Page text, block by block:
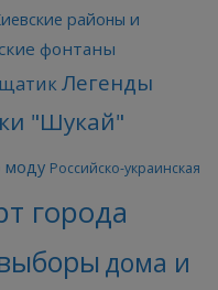
районы и
фонтаны
Легенды
"Шукай"
моду Российско-украинская
города
дома и